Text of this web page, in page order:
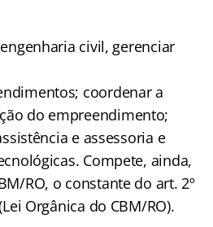
civil, gerenciar
coordenar a
do empreendimento;
e assessoria e
Compete, ainda,
RO, o constante do art. 2º
Orgânica do CBM/RO).